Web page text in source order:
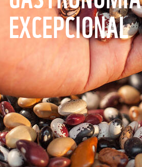
EXCEPCIONAL